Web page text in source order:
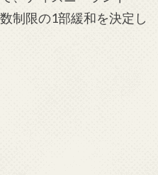
制限の1部緩和を決定し